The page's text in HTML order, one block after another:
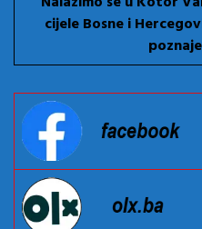
cijele Bosne i